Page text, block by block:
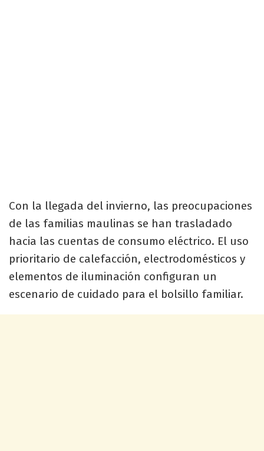
Con la llegada del invierno, las preocupaciones
de las familias maulinas se han trasladado
hacia las cuentas de consumo eléctrico. El uso
prioritario de calefacción, electrodomésticos y
elementos de iluminación configuran un
escenario de cuidado para el bolsillo familiar.